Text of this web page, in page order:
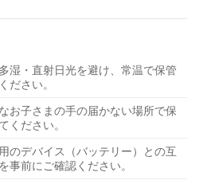
湿・直射日光を避け、常温で保管
ださい。
お子さまの手の届かない場所で保
ください。
のデバイス（バッテリー）との互
事前にご確認ください。